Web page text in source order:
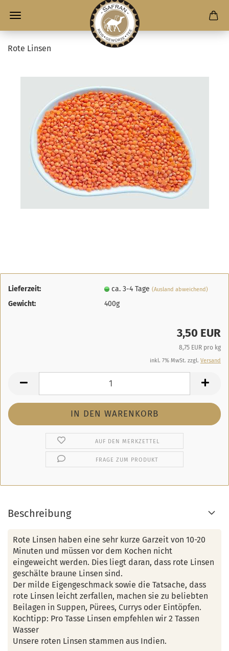
Rote Linsen
Lieferzeit: ca. 3-4 Tage(Ausland abweichend)
Gewicht: 400g
3,50 EUR
8,75 EUR pro kg
inkl. 7% MwSt. zzgl. Versand
AUF DEN MERKZETTEL
FRAGE ZUM PRODUKT
Beschreibung
Rote Linsen haben eine sehr kurze Garzeit von 10-20
Minuten und müssen vor dem Kochen nicht
eingeweicht werden. Dies liegt daran, dass rote Linsen
geschälte braune Linsen sind.
Der milde Eigengeschmack sowie die Tatsache, dass
rote Linsen leicht zerfallen, machen sie zu beliebten
Beilagen in Suppen, Pürees, Currys oder Eintöpfen.
Kochtipp: Pro Tasse Linsen empfehlen wir 2 Tassen
Wasser
Unsere roten Linsen stammen aus Indien.